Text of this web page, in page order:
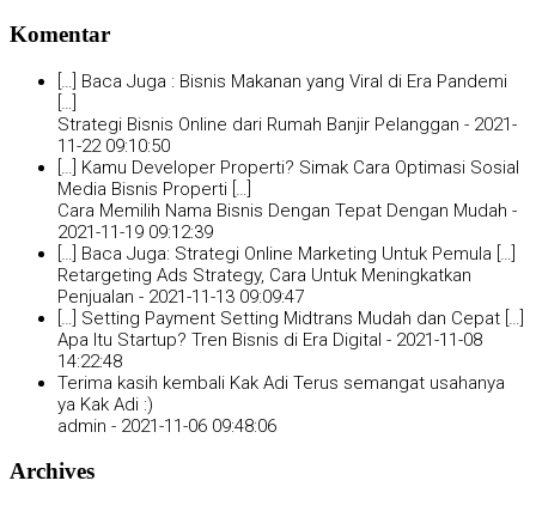
Komentar
[…] Baca Juga : Bisnis Makanan yang Viral di Era Pandemi
Strategi Bisnis Online dari Rumah Banjir Pelanggan - 2021-
11-22 09:10:50
[…] Kamu Developer Properti? Simak Cara Optimasi Sosial
Media Bisnis Properti […]
Cara Memilih Nama Bisnis Dengan Tepat Dengan Mudah -
2021-11-19 09:12:39
[…] Baca Juga: Strategi Online Marketing Untuk Pemula […]
Retargeting Ads Strategy, Cara Untuk Meningkatkan
Penjualan - 2021-11-13 09:09:47
[…] Setting Payment Setting Midtrans Mudah dan Cepat […]
Apa Itu Startup? Tren Bisnis di Era Digital - 2021-11-08
14:22:48
Terima kasih kembali Kak Adi Terus semangat usahanya
ya Kak Adi :)
admin - 2021-11-06 09:48:06
Archives